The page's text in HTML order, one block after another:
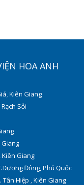
HOA ANH
Kiên Giang
Sỏi
Giang
Kiên Giang
Đông, Phú Quốc
Tân Hiệp , Kiên Giang